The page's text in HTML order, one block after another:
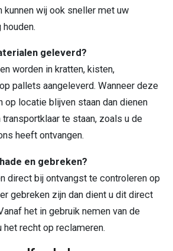
kunnen wij ook sneller met uw
geleverd?
worden in kratten, kisten,
pallets aangeleverd. Wanneer deze
op locatie blijven staan dan dienen
te staan, zoals u de
heeft ontvangen.
en gebreken?
direct bij ontvangst te controleren op
gebreken zijn dan dient u dit direct
het in gebruik nemen van de
recht op reclameren.